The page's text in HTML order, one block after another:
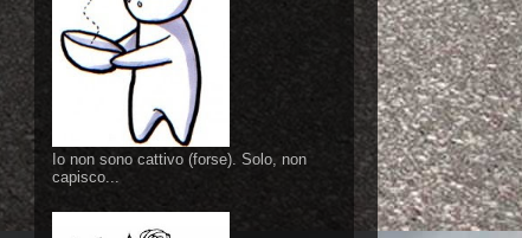
Io non sono cattivo (forse). Solo, non
capisco...